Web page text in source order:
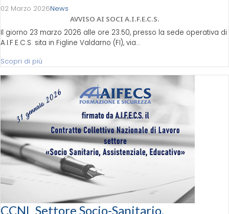
02 Marzo 2026News
AVVISO AI SOCI A.I.F.E.C.S.
Il giorno 23 marzo 2026 alle ore 23.50, presso la sede operativa di
A.I.F.E.C.S. sita in Figline Valdarno (FI), via...
Scopri di più
CCNL Settore Socio-Sanitario,